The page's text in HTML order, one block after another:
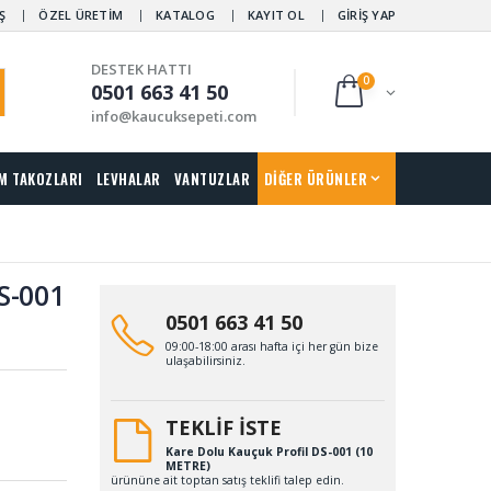
ÖZEL ÜRETİM KATALOG KAYIT OL GİRİŞ YAP
DESTEK HATTI
0501 663 41 50
info@kaucuksepeti.com
0
TAKOZLARI LEVHALAR VANTUZLAR DİĞER ÜRÜNLER
001
0501 663 41 50
09:00-18:00 arası hafta içi her gün bize
ulaşabilirsiniz.
TEKLİF İSTE
Kare Dolu Kauçuk Profil DS-001 (10
METRE)
ürününe ait toptan satış teklifi talep edin.